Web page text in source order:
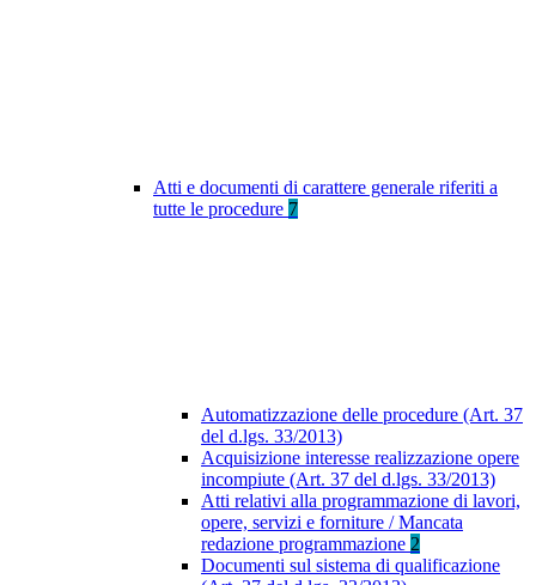
Atti e documenti di carattere generale riferiti a
tutte le procedure 7
Automatizzazione delle procedure (Art. 37
del d.lgs. 33/2013)
Acquisizione interesse realizzazione opere
incompiute (Art. 37 del d.lgs. 33/2013)
Atti relativi alla programmazione di lavori,
opere, servizi e forniture / Mancata
redazione programmazione 2
Documenti sul sistema di qualificazione